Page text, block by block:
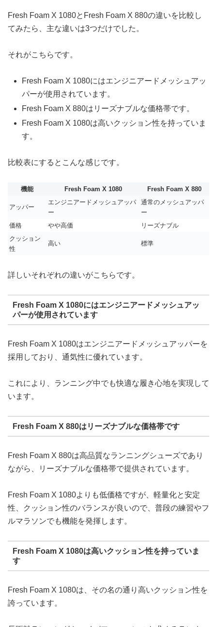
Fresh Foam X 1080とFresh Foam X 880の違いを比較し
てみたら、主な違いは3つだけでした。
それがこちらです。
Fresh Foam X 1080にはエンジニアードメッシュアッ
パーが使用されています。
Fresh Foam X 880はリーズナブルな価格帯です。
Fresh Foam X 1080は高いクッション性を持っていま
す。
比較表にするとこんな感じです。
機能 Fresh Foam X 1080 Fresh Foam X 880
アッパー
エンジニアードメッシュアッパ
ー
通常のメッシュアッパ
ー
価格
やや高価
リーズナブル
クッション
性
高い 標準
詳しいそれぞれの違いがこちらです。
Fresh Foam X 1080にはエンジニアードメッシュアッ
パーが使用されています
Fresh Foam X 1080はエンジニアードメッシュアッパーを
採用しており、通気性に優れています。
これにより、ランニング中でも快適な履き心地を実現して
います。
Fresh Foam X 880はリーズナブルな価格帯です
Fresh Foam X 880は高品質なランニングシューズであり
ながら、リーズナブルな価格帯で提供されています。
Fresh Foam X 1080よりも低価格ですが、軽量化と安定
性、クッション性のバランスが良いので、普段の練習やフ
ルマラソンでも機能を発揮します。
Fresh Foam X 1080は高いクッション性を持っていま
す
Fresh Foam X 1080は、その名の通り高いクッション性を
誇っています。